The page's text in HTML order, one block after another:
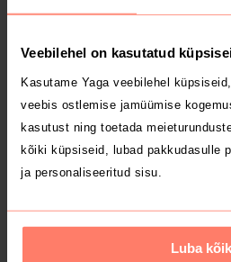
Veebilehel on kasutatud
Kasutame Yaga veebilehel
veebis ostlemise jamüümise
kasutust ning toetada
kõiki küpsiseid, lubad pakkudasulle
ja personaliseeritud sisu.
Luba kõik